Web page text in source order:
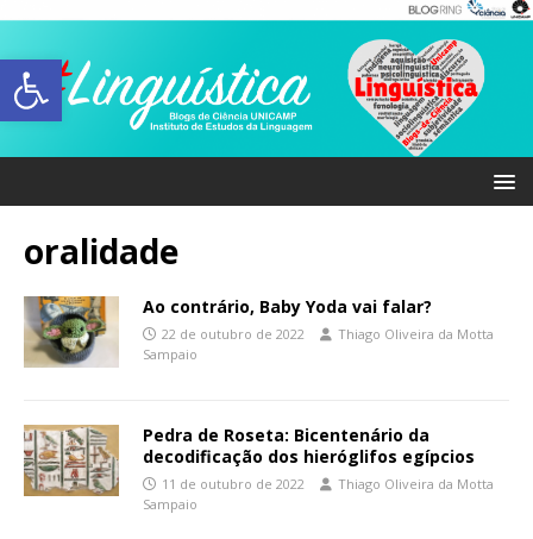
Abrir a barra de ferramentas
oralidade
Ao contrário, Baby Yoda vai falar?
22 de outubro de 2022
Thiago Oliveira da Motta
Sampaio
Pedra de Roseta: Bicentenário da
decodificação dos hieróglifos egípcios
11 de outubro de 2022
Thiago Oliveira da Motta
Sampaio